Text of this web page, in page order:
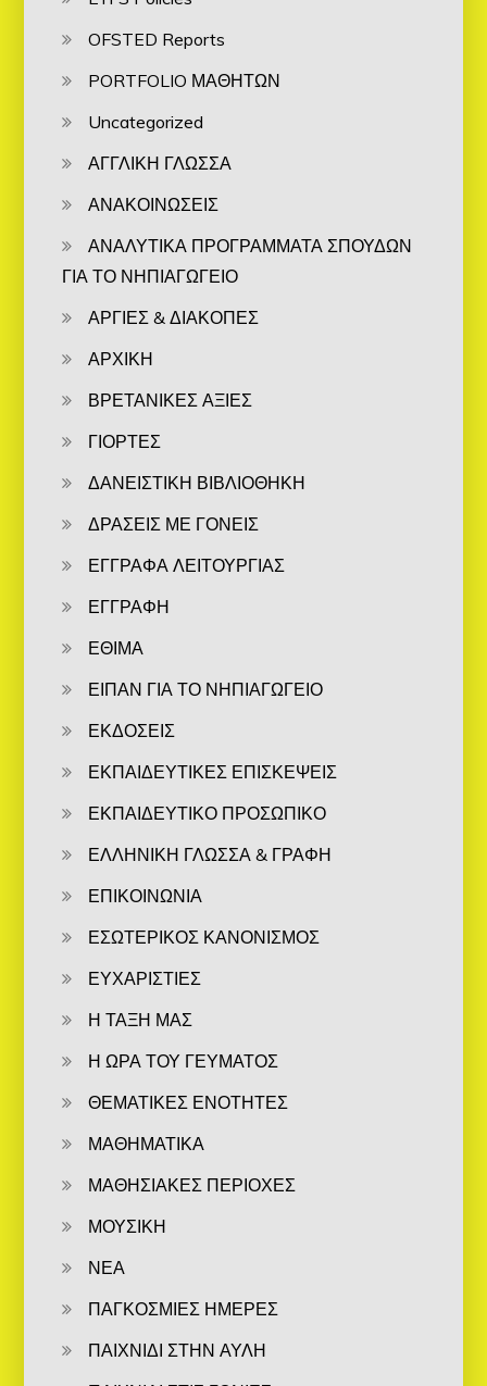
OFSTED Reports
PORTFOLIO ΜΑΘΗΤΩΝ
Uncategorized
ΑΓΓΛΙΚΗ ΓΛΩΣΣΑ
ΑΝΑΚΟΙΝΩΣΕΙΣ
ΑΝΑΛΥΤΙΚΑ ΠΡΟΓΡΑΜΜΑΤΑ ΣΠΟΥΔΩΝ
ΓΙΑ ΤΟ ΝΗΠΙΑΓΩΓΕΙΟ
ΑΡΓΙΕΣ & ΔΙΑΚΟΠΕΣ
ΑΡΧΙΚΗ
ΒΡΕΤΑΝΙΚΕΣ ΑΞΙΕΣ
ΓΙΟΡΤΕΣ
ΔΑΝΕΙΣΤΙΚΗ ΒΙΒΛΙΟΘΗΚΗ
ΔΡΑΣΕΙΣ ΜΕ ΓΟΝΕΙΣ
ΕΓΓΡΑΦΑ ΛΕΙΤΟΥΡΓΙΑΣ
ΕΓΓΡΑΦΗ
ΕΘΙΜΑ
ΕΙΠΑΝ ΓΙΑ ΤΟ ΝΗΠΙΑΓΩΓΕΙΟ
ΕΚΔΟΣΕΙΣ
ΕΚΠΑΙΔΕΥΤΙΚΕΣ ΕΠΙΣΚΕΨΕΙΣ
ΕΚΠΑΙΔΕΥΤΙΚΟ ΠΡΟΣΩΠΙΚΟ
ΕΛΛΗΝΙΚΗ ΓΛΩΣΣΑ & ΓΡΑΦΗ
ΕΠΙΚΟΙΝΩΝΙΑ
ΕΣΩΤΕΡΙΚΟΣ ΚΑΝΟΝΙΣΜΟΣ
ΕΥΧΑΡΙΣΤΙΕΣ
Η ΤΑΞΗ ΜΑΣ
Η ΩΡΑ ΤΟΥ ΓΕΥΜΑΤΟΣ
ΘΕΜΑΤΙΚΕΣ ΕΝΟΤΗΤΕΣ
ΜΑΘΗΜΑΤΙΚΑ
ΜΑΘΗΣΙΑΚΕΣ ΠΕΡΙΟΧΕΣ
ΜΟΥΣΙΚΗ
ΝΕΑ
ΠΑΓΚΟΣΜΙΕΣ ΗΜΕΡΕΣ
ΠΑΙΧΝΙΔΙ ΣΤΗΝ ΑΥΛΗ